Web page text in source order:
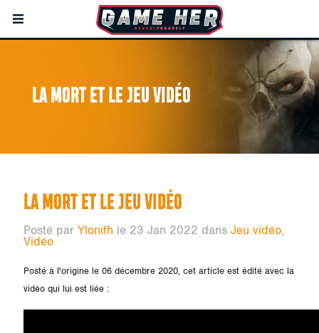
LA MORT ET LE JEU VIDÉO
LA MORT ET LE JEU VIDÉO
Posté par Ylonith le 23 Jan 2022 dans Jeu vidéo,
Vidéo
Posté à l'origine le 06 décembre 2020, cet article est édité avec la
vidéo qui lui est liée :